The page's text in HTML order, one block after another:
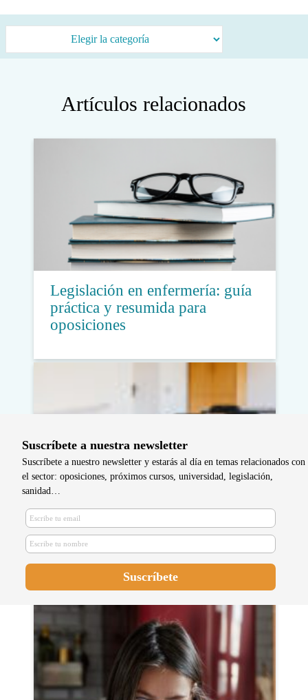
Artículos relacionados
Legislación en enfermería: guía
práctica y resumida para
oposiciones
El SAS convoca la OPE para
Enfermería y Matronas
Suscríbete a nuestra newsletter
Suscríbete a nuestro newsletter y estarás al día en temas relacionados con
el sector: oposiciones, próximos cursos, universidad, legislación,
sanidad…